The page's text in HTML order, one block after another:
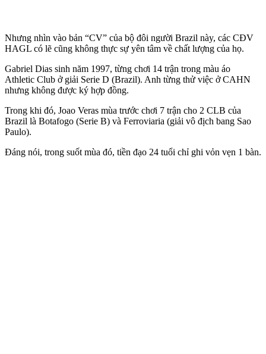
Nhưng nhìn vào bản “CV” của bộ đôi người Brazil này, các CĐV
HAGL có lẽ cũng không thực sự yên tâm về chất lượng của họ.
Gabriel Dias sinh năm 1997, từng chơi 14 trận trong màu áo
Athletic Club ở giải Serie D (Brazil). Anh từng thử việc ở CAHN
nhưng không được ký hợp đồng.
Trong khi đó, Joao Veras mùa trước chơi 7 trận cho 2 CLB của
Brazil là Botafogo (Serie B) và Ferroviaria (giải vô địch bang Sao
Paulo).
Đáng nói, trong suốt mùa đó, tiền đạo 24 tuổi chỉ ghi vỏn vẹn 1 bàn.